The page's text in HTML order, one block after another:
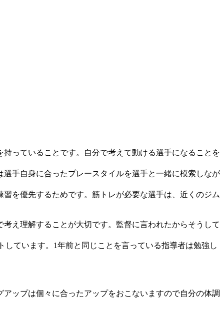
っていることです。自分で考えて動ける選手になることを
手自身に合ったプレースタイルを選手と一緒に模索しなが
を優先するためです。筋トレが必要な選手は、近くのジム
え理解することが大切です。監督に言われたからそうして
ています。1年前と同じことを言っている指導者は勉強し
ップは個々に合ったアップをおこないますので自分の体調